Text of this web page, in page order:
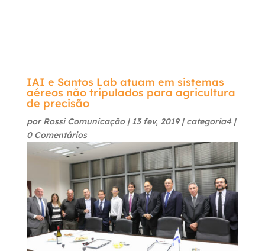
IAI e Santos Lab atuam em sistemas
aéreos não tripulados para agricultura
de precisão
porRossi Comunicação| 13 fev, 2019| categoria4|
0 Comentários